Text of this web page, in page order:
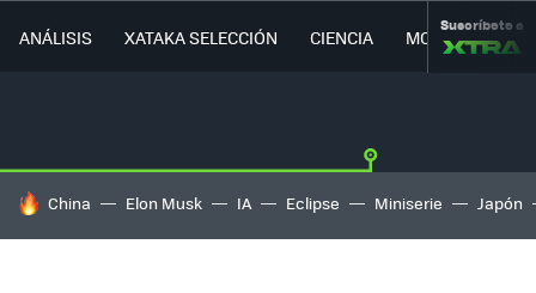
ANÁLISIS XATAKA SELECCIÓN CIENCIA MOVILIDAD
Suscríbete a
HOY SE HABLA DE
China Elon Musk IA Eclipse Miniserie Japón